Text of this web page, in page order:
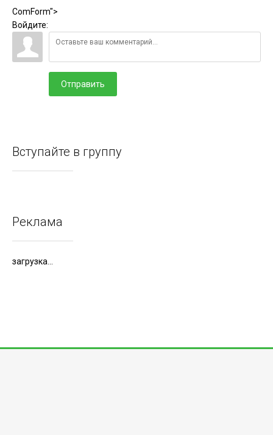
ComForm">
Войдите:
Отправить
Вступайте в группу
Реклама
загрузка...